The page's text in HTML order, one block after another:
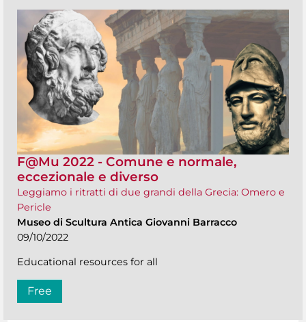
F@Mu 2022 - Comune e normale,
eccezionale e diverso
Leggiamo i ritratti di due grandi della Grecia: Omero e
Pericle
Museo di Scultura Antica Giovanni Barracco
09/10/2022
Educational resources for all
Free